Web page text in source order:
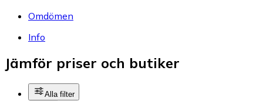
Omdömen
Info
Jämför priser och butiker
Alla filter